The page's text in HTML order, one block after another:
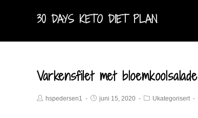
30 DAYS KETO DIET PLAN
Varkensfilet met bloemkoolsalade
hspedersen1 juni 15, 2020 Ukategorisert